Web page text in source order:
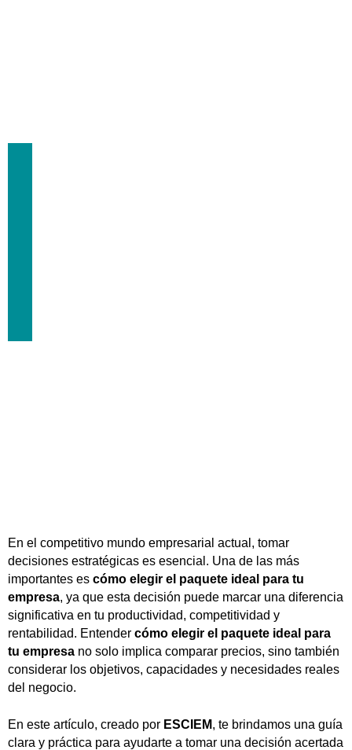
En el competitivo mundo empresarial actual, tomar
decisiones estratégicas es esencial. Una de las más
importantes es cómo elegir el paquete ideal para tu
empresa, ya que esta decisión puede marcar una diferencia
significativa en tu productividad, competitividad y
rentabilidad. Entender cómo elegir el paquete ideal para
tu empresa no solo implica comparar precios, sino también
considerar los objetivos, capacidades y necesidades reales
del negocio.
En este artículo, creado por ESCIEM, te brindamos una guía
clara y práctica para ayudarte a tomar una decisión acertada